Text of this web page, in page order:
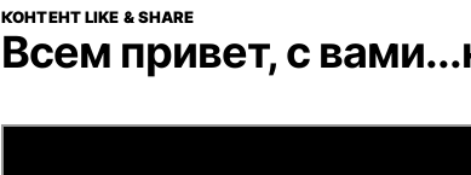
КОНТЕНТ LIKE & SHARE
Всем привет, с